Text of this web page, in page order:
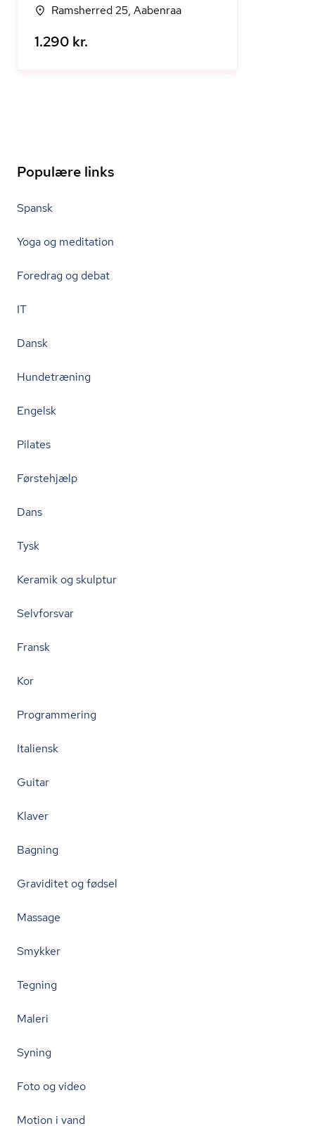
Ramsherred 25, Aabenraa
1.290 kr.
Populære links
Spansk
Yoga og meditation
Foredrag og debat
IT
Dansk
Hundetræning
Engelsk
Pilates
Førstehjælp
Dans
Tysk
Keramik og skulptur
Selvforsvar
Fransk
Kor
Programmering
Italiensk
Guitar
Klaver
Bagning
Graviditet og fødsel
Massage
Smykker
Tegning
Maleri
Syning
Foto og video
Motion i vand